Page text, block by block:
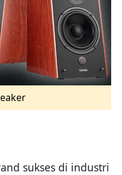
sukses di industri